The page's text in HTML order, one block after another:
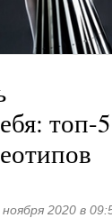
топ-5
2020 в